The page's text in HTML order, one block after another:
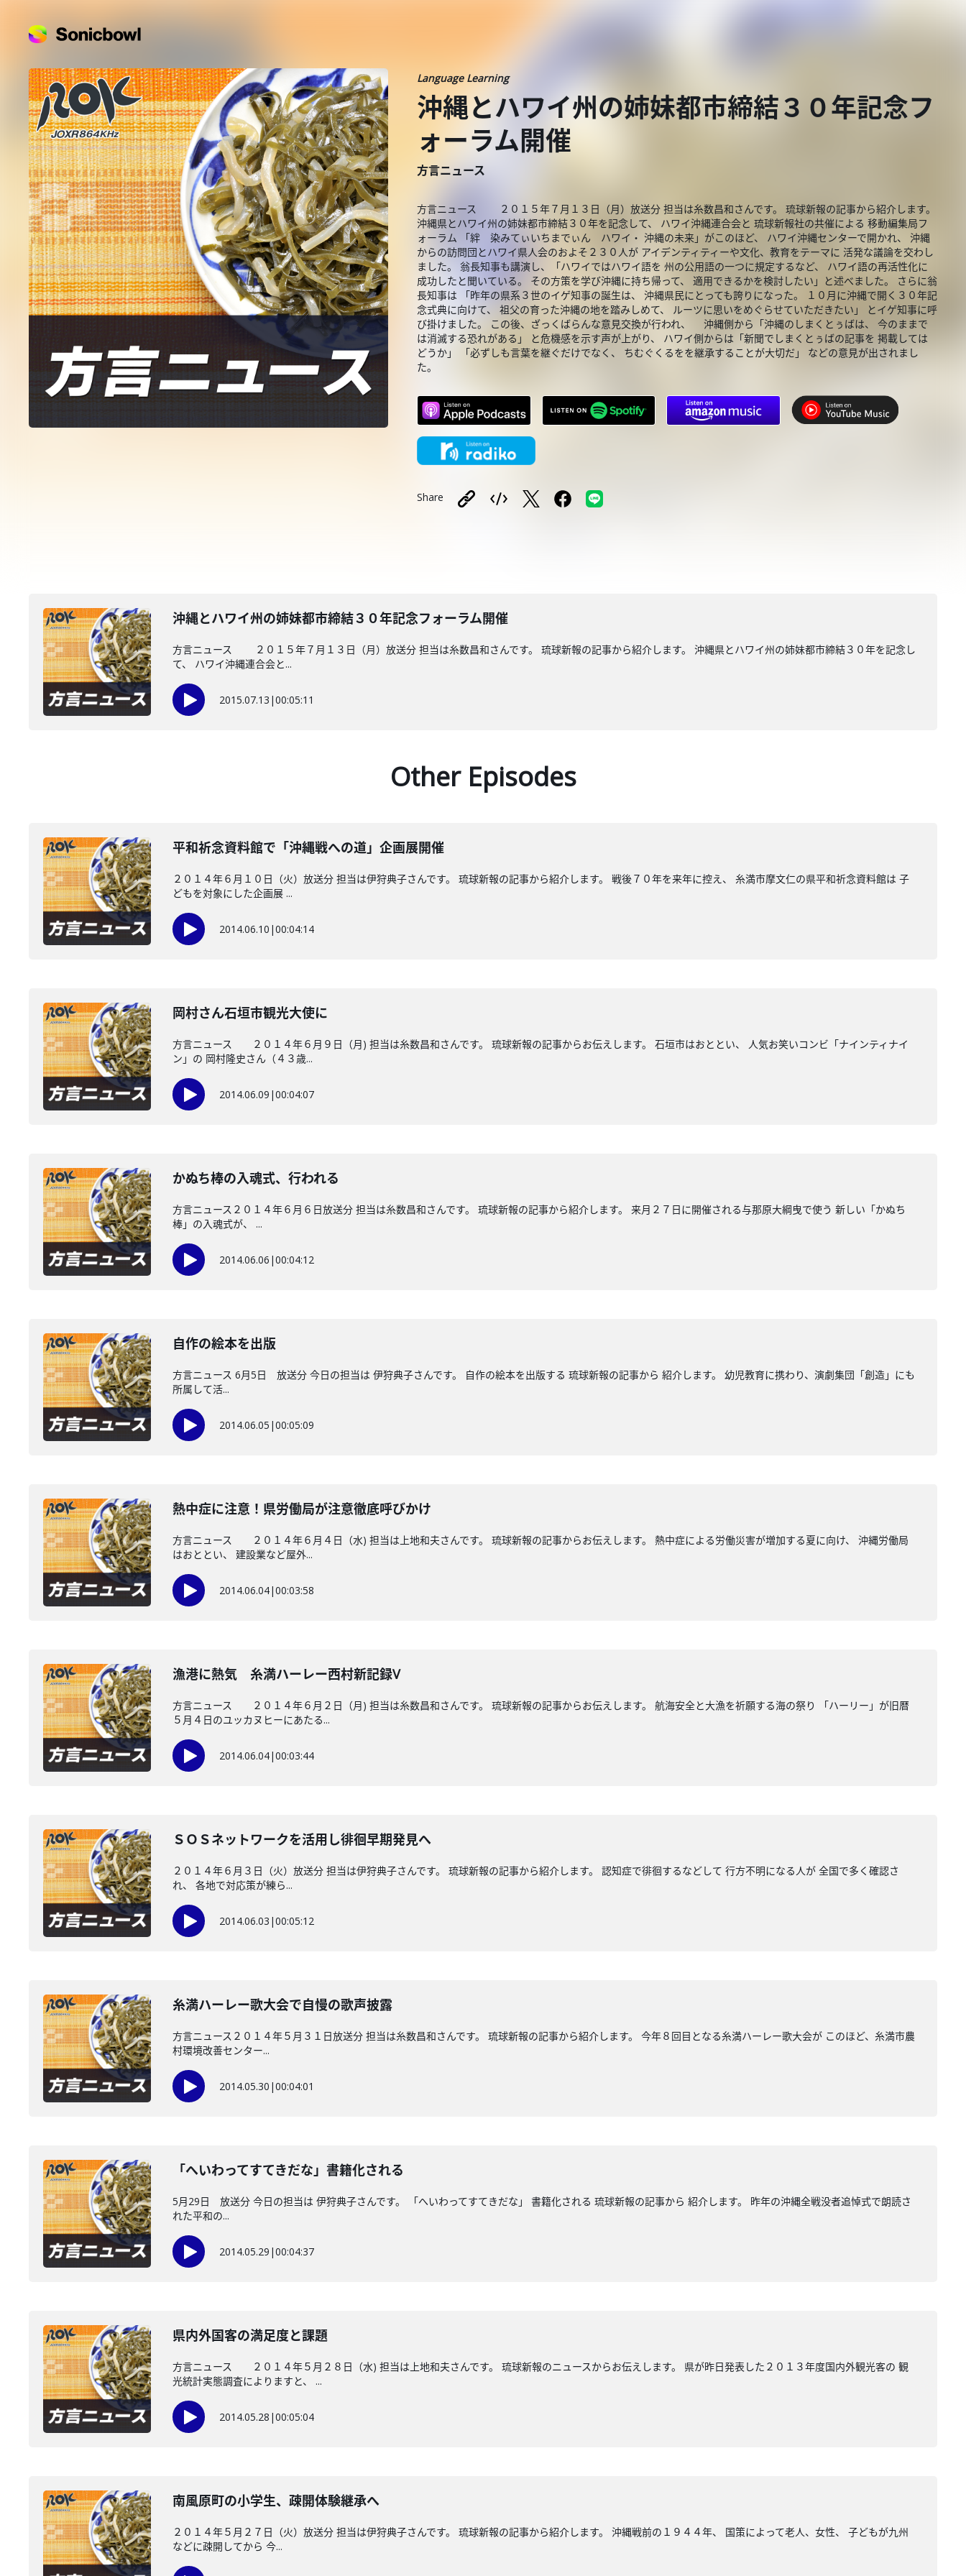
Language Learning
沖縄とハワイ州の姉妹都市締結３０年記念フ
ォーラム開催
方言ニュース
方言ニュース ２０１５年７月１３日（月）放送分 担当は糸数昌和さんです。 琉球新報の記事から紹介します。
沖縄県とハワイ州の姉妹都市締結３０年を記念して、 ハワイ沖縄連合会と 琉球新報社の共催による 移動編集局フ
ォーラム 「絆 染みてぃいちまでぃん ハワイ・ 沖縄の未来」がこのほど、 ハワイ沖縄センターで開かれ、 沖縄
からの訪問団とハワイ県人会のおよそ２３０人が アイデンティティーや文化、教育をテーマに 活発な議論を交わし
ました。 翁長知事も講演し、「ハワイではハワイ語を 州の公用語の一つに規定するなど、 ハワイ語の再活性化に
成功したと聞いている。 その方策を学び沖縄に持ち帰って、 適用できるかを検討したい」と述べました。 さらに翁
長知事は 「昨年の県系３世のイゲ知事の誕生は、 沖縄県民にとっても誇りになった。 １０月に沖縄で開く３０年記
念式典に向けて、 祖父の育った沖縄の地を踏みしめて、 ルーツに思いをめぐらせていただきたい」 とイゲ知事に呼
び掛けました。 この後、ざっくばらんな意見交換が行われ、 沖縄側から「沖縄のしまくとぅばは、 今のままで
は消滅する恐れがある」 と危機感を示す声が上がり、 ハワイ側からは「新聞でしまくとぅばの記事を 掲載しては
どうか」 「必ずしも言葉を継ぐだけでなく、 ちむぐくるをを継承することが大切だ」 などの意見が出されまし
た。
Share
沖縄とハワイ州の姉妹都市締結３０年記念フォーラム開催
方言ニュース ２０１５年７月１３日（月）放送分 担当は糸数昌和さんです。 琉球新報の記事から紹介します。 沖縄県とハワイ州の姉妹都市締結３０年を記念し
て、 ハワイ沖縄連合会と...
2015.07.13 |00:05:11
Other Episodes
平和祈念資料館で「沖縄戦への道」企画展開催
２０１４年６月１０日（火）放送分 担当は伊狩典子さんです。 琉球新報の記事から紹介します。 戦後７０年を来年に控え、 糸満市摩文仁の県平和祈念資料館は 子
どもを対象にした企画展 ...
2014.06.10 |00:04:14
岡村さん石垣市観光大使に
方言ニュース ２０１４年６月９日（月) 担当は糸数昌和さんです。 琉球新報の記事からお伝えします。 石垣市はおととい、 人気お笑いコンビ「ナインティナイ
ン」の 岡村隆史さん（４３歳...
2014.06.09 |00:04:07
かぬち棒の入魂式、行われる
方言ニュース２０１４年６月６日放送分 担当は糸数昌和さんです。 琉球新報の記事から紹介します。 来月２７日に開催される与那原大綱曳で使う 新しい「かぬち
棒」の入魂式が、 ...
2014.06.06 |00:04:12
自作の絵本を出版
方言ニュース 6月5日 放送分 今日の担当は 伊狩典子さんです。 自作の絵本を出版する 琉球新報の記事から 紹介します。 幼児教育に携わり、演劇集団「創造」にも
所属して活...
2014.06.05 |00:05:09
熱中症に注意！県労働局が注意徹底呼びかけ
方言ニュース ２０１４年６月４日（水) 担当は上地和夫さんです。 琉球新報の記事からお伝えします。 熱中症による労働災害が増加する夏に向け、 沖縄労働局
はおととい、 建設業など屋外...
2014.06.04|00:03:58
漁港に熱気 糸満ハーレー西村新記録V
方言ニュース ２０１４年６月２日（月) 担当は糸数昌和さんです。 琉球新報の記事からお伝えします。 航海安全と大漁を祈願する海の祭り 「ハーリー」が旧暦
５月４日のユッカヌヒーにあたる...
2014.06.04|00:03:44
ＳＯＳネットワークを活用し徘徊早期発見へ
２０１４年６月３日（火）放送分 担当は伊狩典子さんです。 琉球新報の記事から紹介します。 認知症で徘徊するなどして 行方不明になる人が 全国で多く確認さ
れ、 各地で対応策が練ら...
2014.06.03 |00:05:12
糸満ハーレー歌大会で自慢の歌声披露
方言ニュース２０１４年５月３１日放送分 担当は糸数昌和さんです。 琉球新報の記事から紹介します。 今年８回目となる糸満ハーレー歌大会が このほど、糸満市農
村環境改善センター...
2014.05.30 |00:04:01
「へいわってすてきだな」書籍化される
5月29日 放送分 今日の担当は 伊狩典子さんです。 「へいわってすてきだな」 書籍化される 琉球新報の記事から 紹介します。 昨年の沖縄全戦没者追悼式で朗読さ
れた平和の...
2014.05.29 |00:04:37
県内外国客の満足度と課題
方言ニュース ２０１４年５月２８日（水) 担当は上地和夫さんです。 琉球新報のニュースからお伝えします。 県が昨日発表した２０１３年度国内外観光客の 観
光統計実態調査によりますと、 ...
2014.05.28 |00:05:04
南風原町の小学生、疎開体験継承へ
２０１４年５月２７日（火）放送分 担当は伊狩典子さんです。 琉球新報の記事から紹介します。 沖縄戦前の１９４４年、 国策によって老人、女性、 子どもが九州
などに疎開してから 今...